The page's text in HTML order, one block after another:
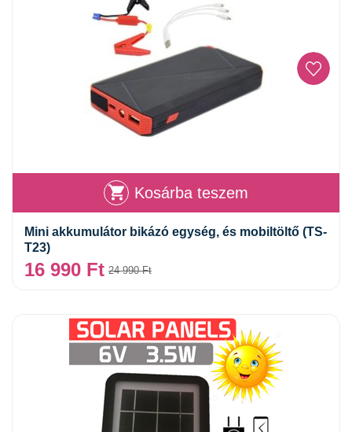
Kosárba teszem
Mini akkumulátor bikázó egység, és mobiltöltő (TS-
T23)
24 990Ft
16 990 Ft